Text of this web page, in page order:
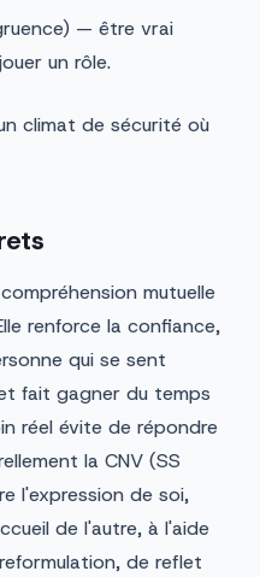
— être vrai
un rôle.
climat de sécurité où
mutuelle
renforce la confiance,
qui se sent
fait gagner du temps
réel évite de répondre
la CNV (SS
l'expression de soi,
de l'autre, à l'aide
de reflet